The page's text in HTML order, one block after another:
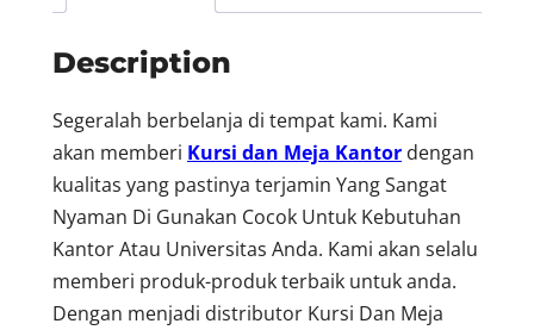
Description
Segeralah berbelanja di tempat kami. Kami
akan memberi Kursi dan Meja Kantor dengan
kualitas yang pastinya terjamin Yang Sangat
Nyaman Di Gunakan Cocok Untuk Kebutuhan
Kantor Atau Universitas Anda. Kami akan selalu
memberi produk-produk terbaik untuk anda.
Dengan menjadi distributor Kursi Dan Meja